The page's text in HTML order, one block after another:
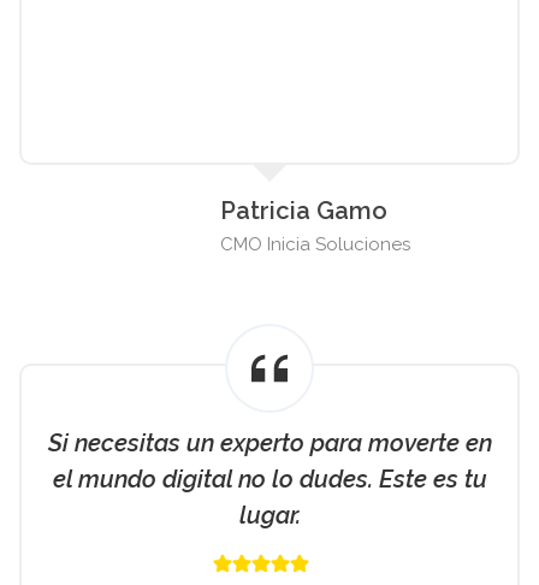
Patricia Gamo
CMO Inicia Soluciones
Si necesitas un experto para moverte en
el mundo digital no lo dudes. Este es tu
lugar.